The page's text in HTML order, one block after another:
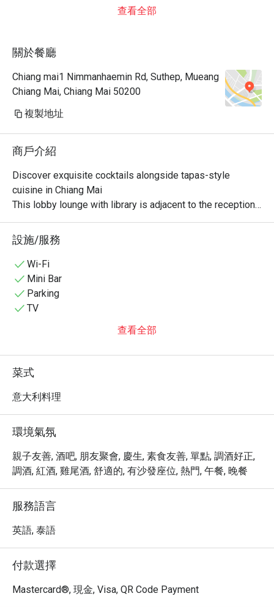
查看全部
關於餐廳
Chiang mai1 Nimmanhaemin Rd, Suthep, Mueang
Chiang Mai, Chiang Mai 50200
複製地址
商戶介紹
Discover exquisite cocktails alongside tapas-style
cuisine in Chiang Mai
This lobby lounge with library is adjacent to the reception
area. Here, guests can enjoy extensive varietals of drinks
as well as famous cocktails paired with tapas-style
cuisine. A varied collection of books and magazines can
be found here as well for you to explore.
設施/服務
Wi-Fi
Mini Bar
Parking
TV
查看全部
菜式
意大利料理
環境氣氛
親子友善, 酒吧, 朋友聚會, 慶生, 素食友善, 單點, 調酒好正,
調酒, 紅酒, 雞尾酒, 舒適的, 有沙發座位, 熱門, 午餐, 晚餐
服務語言
英語, 泰語
付款選擇
Mastercard®, 現金, Visa, QR Code Payment